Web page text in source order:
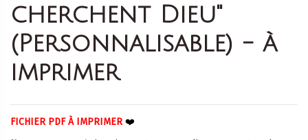
cherchent Dieu"
(Personnalisable) - à
imprimer
FICHIER PDF À IMPRIMER❤️